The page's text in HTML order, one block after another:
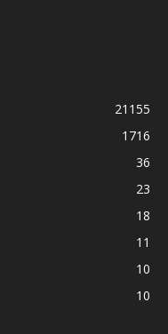
21155
1716
36
23
18
11
10
10